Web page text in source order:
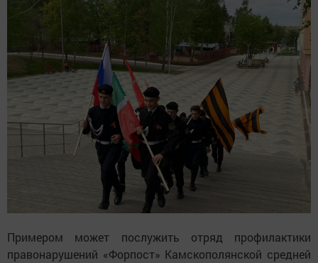
Примером может послужить отряд профилактики
правонарушений «Форпост» Камскополянской средней